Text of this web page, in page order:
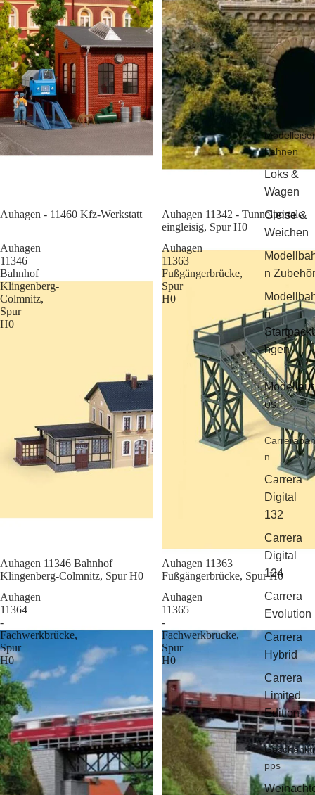
bahnen
Loks &
Wagen
Gleise &
Weichen
n Zubehör
n
ngen
Modellaut
os
Carrerabah
n
Carrera
Digital
132
Carrera
Digital
124
Carrera
Evolution
Carrera
Hybrid
Carrera
Limited
Edition
Geschenkti
pps
Sale
Auhagen - 11460 Kfz-Werkstatt
Auhagen 11342 - Tunnelportale
eingleisig, Spur H0
Auhagen
11346
Bahnhof
Klingenberg-
Colmnitz,
Spur
H0
Sale
Auhagen 11346 Bahnhof
Klingenberg-Colmnitz, Spur H0
Auhagen
11363
Fußgängerbrücke,
Spur
H0
Sale
Auhagen 11363
Fußgängerbrücke, Spur H0
Auhagen
11364
-
Fachwerkbrücke,
Spur
H0
Auhagen
11365
-
Fachwerkbrücke,
Spur
H0